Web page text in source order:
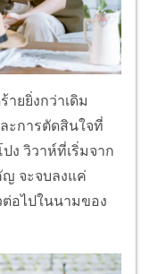
ยยิ่งกว่าเดิม
ะการตัดสินใจที่
ง วิวาห์ที่เริ่มจาก
จะจบลงแค่
อไปในนามของ